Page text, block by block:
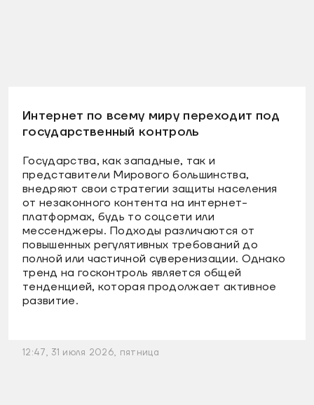
Интернет по всему миру переходит под
государственный контроль
Государства, как западные, так и
представители Мирового большинства,
внедряют свои стратегии защиты населения
от незаконного контента на интернет-
платформах, будь то соцсети или
мессенджеры. Подходы различаются от
повышенных регулятивных требований до
полной или частичной суверенизации. Однако
тренд на госконтроль является общей
тенденцией, которая продолжает активное
развитие.
12:47, 31 июля 2026, пятница